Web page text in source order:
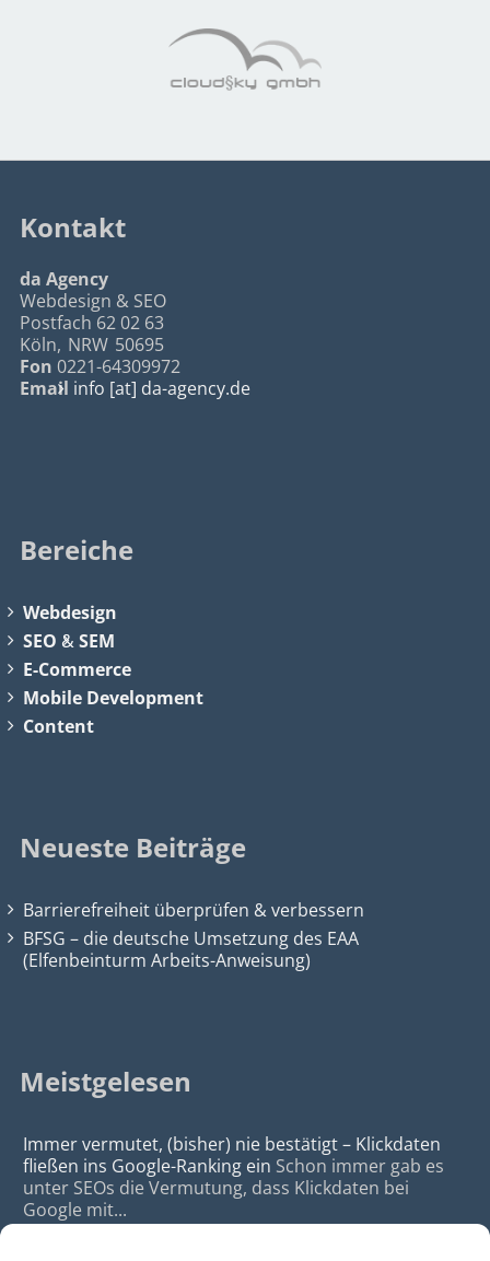
Kontakt
da Agency
Webdesign & SEO
Postfach 62 02 63
Köln, NRW 50695
Fon 0221-64309972
Email info [at] da-agency.de
Bereiche
Webdesign
SEO &SEM
E-Commerce
Mobile Development
Content
Neueste Beiträge
Barrierefreiheit überprüfen & verbessern
BFSG – die deutsche Umsetzung des EAA
(Elfenbeinturm Arbeits-Anweisung)
Meistgelesen
Immer vermutet, (bisher) nie bestätigt – Klickdaten
fließen ins Google-Ranking ein Schon immer gab es
unter SEOs die Vermutung, dass Klickdaten bei
Google mit...